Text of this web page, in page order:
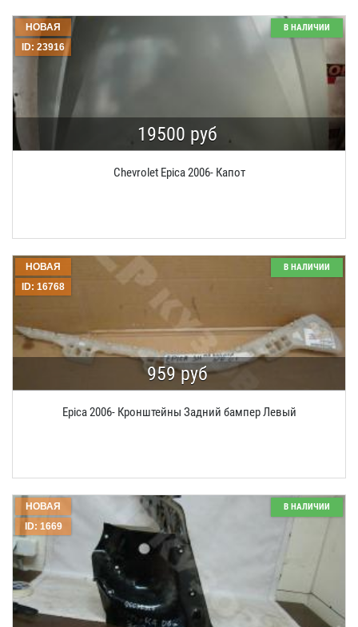
Chevrolet Epica 2006- Капот
ID: 23916
НОВАЯ
19500 руб
В НАЛИЧИИ
Epica 2006- Кронштейны Задний бампер Левый
ID: 16768
НОВАЯ
959 руб
В НАЛИЧИИ
ID: 1669
НОВАЯ В НАЛИЧИИ